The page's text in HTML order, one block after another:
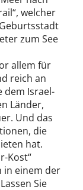
welcher
zum See
allem für
reich an
dem Israel-
Länder,
Und das
die
hat.
Kost“
in einem der
Sie